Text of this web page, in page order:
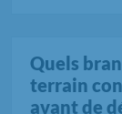
Quels
terrain
avant de